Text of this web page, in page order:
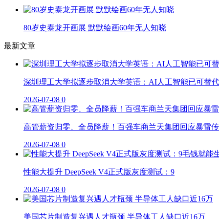
80岁史泰龙开画展 默默绘画60年无人知晓
最新文章
深圳理工大学拟逐步取消大学英语：AI人工智能已可替代
2026-07-08 0
高管薪资归零、全员降薪！百强车商兰天集团回应暴雷
2026-07-08 0
性能大提升 DeepSeek V4正式版灰度测试：9
2026-07-08 0
美国芯片制造复兴遇人才瓶颈 半导体工人缺口近16万